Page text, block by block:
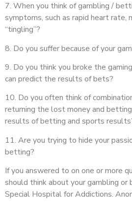
7. When you think of gambling /
symptoms, such as rapid heart rate,
“tingling”?
8. Do you suffer because of your
9. Do you think you broke the
can predict the results of bets?
10. Do you often think of
returning the lost money and
results of betting and sports
11. Are you trying to hide your
betting?
If you answered to on one or more
should think about your gambling
Special Hospital for Addictions.